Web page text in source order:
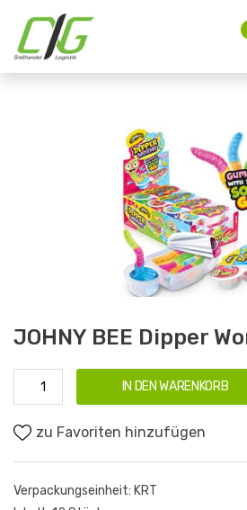
JOHNY BEE Dipper
IN DEN WARENKORB
zu Favoriten hinzufügen
Verpackungseinheit: KRT